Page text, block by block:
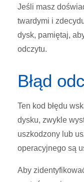
Jeśli masz
twardymi i
dysk, pamiętaj,
odczytu.
Błąd
Ten kod błędu
dysku, zwykle
uszkodzony lub
operacyjnego są
Aby